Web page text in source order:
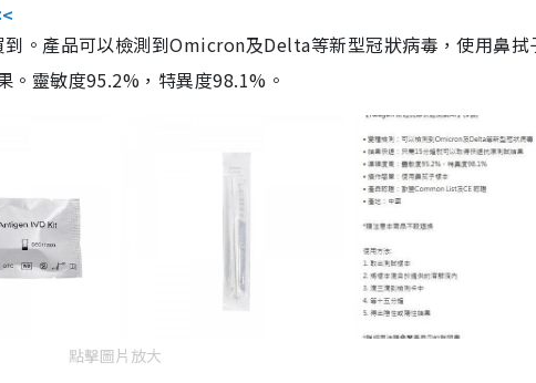
。產品可以檢測到Omicron及Delta等新型冠狀病毒，使用鼻拭
。靈敏度95.2%，特異度98.1%。
點擊圖片放大